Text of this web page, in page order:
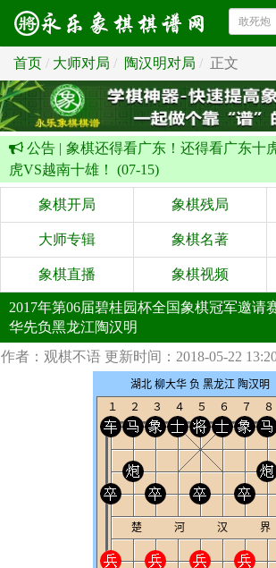
首页 大师对局 陶汉明对局 正文
公告 | 象棋还得看广东！还得看广东十
虎VS越南十雄！ (07-15)
象棋开局 象棋残局
大师专辑 象棋名著
象棋直播 象棋视频
2017年第06届碧桂园杯全国象棋冠军邀请
华先负黑龙江陶汉明
作者：观棋不语 更新时间：2018-05-22